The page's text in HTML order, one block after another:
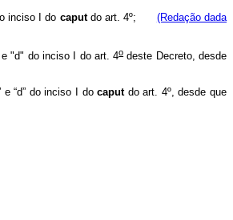
inciso I do caputdo art. 4º; (Redação dada
"d" do inciso I do art. 4odeste Decreto, desde
e “d” do inciso I docaputdo art. 4º, desde que